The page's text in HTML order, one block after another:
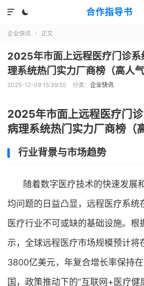
合作指导书


企业快讯  正文
2025年市面上远程医疗门诊
理系统热门实力厂商榜（高人气
2025-12-09 15:39:55 分类： 企业快讯
2025年市面上远程医疗门
病理系统热门实力厂商榜（
行业背景与市场趋势
随着数字医疗技术的快速发展
均问题的日益凸显，远程医疗系统
医疗行业不可或缺的基础设施。根
示，全球远程医疗市场规模预计将
3800亿美元，年复合增长率保持
国，政策推动下的”互联网+医疗健